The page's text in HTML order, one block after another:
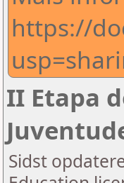
https://
II Etapa
Sidst